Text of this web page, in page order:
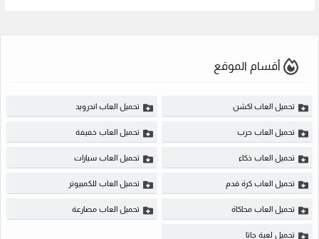
أقسام الموقع
تحميل العاب اكشن تحميل العاب اندرويد
تحميل العاب حرب تحميل العاب خفيفة
تحميل العاب ذكاء تحميل العاب سيارات
تحميل العاب كرة قدم تحميل العاب للكمبيوتر
تحميل العاب محاكاة تحميل العاب مصارعة
تحميل لعبة جاتا